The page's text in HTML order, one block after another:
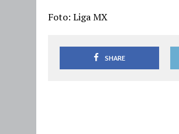
Foto: Liga MX
SHARE